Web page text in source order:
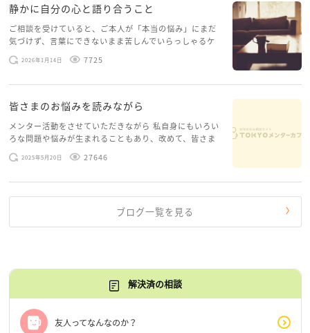
静かに自分の心と語り合うこと
ご相談を受けていると、ご本人が「本当の悩み」にまだ
気づけず、言葉にできないまま苦しんでいらっしゃるケ
ースがありますお悩みというのは、心の深いところ（深
層心理）に触れることで、まったく違う角度から解決の
2026年1月14日 7725
皆さまのお悩みを読みながら
メンター活動をさせていただきながら 私自身にもいろい
ろな問題や悩みが生まれることもあり、改めて、皆さま
のお悩みを読みながら 「みんな、もがいてる。わたし
だけじゃないんだな」と、逆に励まされるような日々で
2025年5月20日 27646
ブログ一覧を見る
解決済の相談
友人ってなんなのか？